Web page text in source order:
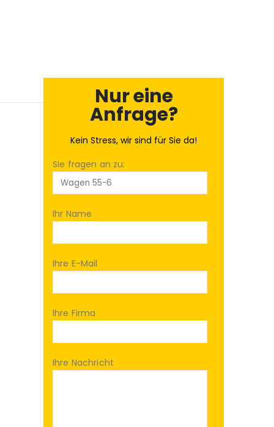
Nur eine
Anfrage?
Kein Stress, wir sind für Sie da!
Sie fragen an zu:
Ihr Name
Ihre E-Mail
Ihre Firma
Ihre Nachricht